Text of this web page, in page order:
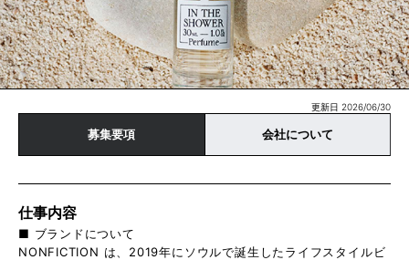
更新日 2026/06/30
募集要項 会社について
仕事内容
■ ブランドについて
NONFICTION は、2019年にソウルで誕生したライフスタイルビ